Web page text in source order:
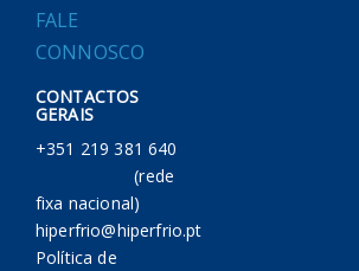
FALE
CONNOSCO
CONTACTOS
GERAIS
+351 219 381 640
(rede
fixa nacional)
hiperfrio@hiperfrio.pt
Política de